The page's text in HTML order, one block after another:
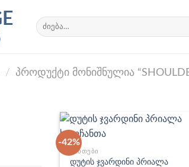
ძებნა:
/ ᲞᲠᲝᲓᲣᲥᲢᲘ ᲛᲝᲜᲘᲨᲜᲣᲚᲘᲐ
-42%
ᲩᲐᲜᲗᲔᲑᲘ
დუტის ჯვარდინი პრიალა